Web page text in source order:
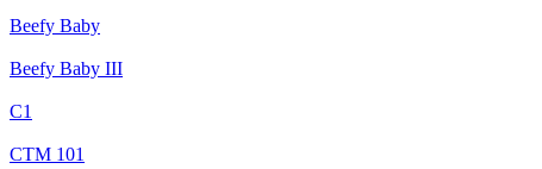
Beefy Baby
Beefy Baby III
C1
CTM 101